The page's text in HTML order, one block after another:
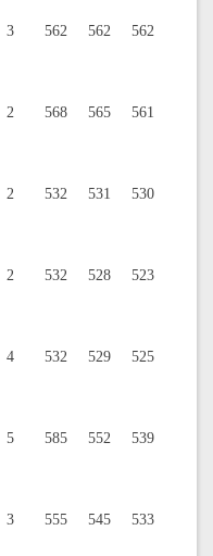
3 562 562 562
2 568 565 561
2 532 531 530
2 532 528 523
4 532 529 525
5 585 552 539
3 555 545 533